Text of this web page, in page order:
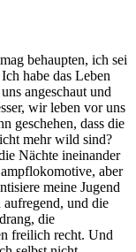
behaupten, ich sei
habe das Leben
angeschaut und
wir leben vor uns
geschehen, dass die
mehr wild sind?
Nächte ineinander
aber
meine Jugend
aufregend, und die
die
freilich recht. Und